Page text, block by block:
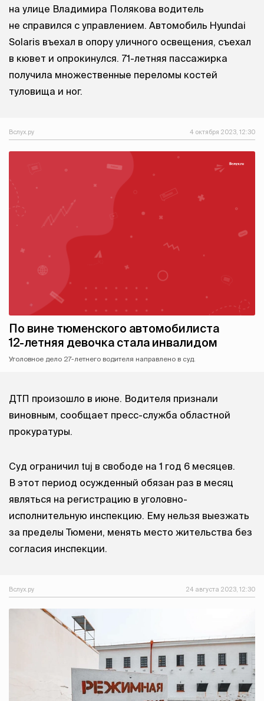
на улице Владимира Полякова водитель
не справился с управлением. Автомобиль Hyundai
Solaris въехал в опору уличного освещения, съехал
в кювет и опрокинулся. 71-летняя пассажирка
получила множественные переломы костей
туловища и ног.
Вслух.ру 4 октября 2023, 12:30
По вине тюменского автомобилиста
12-летняя девочка стала инвалидом
Уголовное дело 27-летнего водителя направлено в суд.
ДТП произошло в июне. Водителя признали
виновным, сообщает пресс-служба областной
прокуратуры.
Суд ограничил tuj в свободе на 1 год 6 месяцев.
В этот период осужденный обязан раз в месяц
являться на регистрацию в уголовно-
исполнительную инспекцию. Ему нельзя выезжать
за пределы Тюмени, менять место жительства без
согласия инспекции.
Вслух.ру 24 августа 2023, 12:30